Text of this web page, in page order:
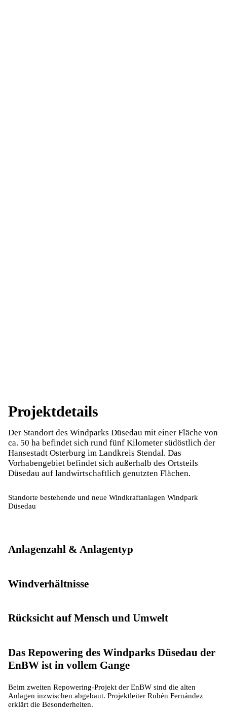
Projektdetails
Der Standort des Windparks Düsedau mit einer Fläche von
ca. 50 ha befindet sich rund fünf Kilometer südöstlich der
Hansestadt Osterburg im Landkreis Stendal. Das
Vorhabengebiet befindet sich außerhalb des Ortsteils
Düsedau auf landwirtschaftlich genutzten Flächen.
Standorte bestehende und neue Windkraftanlagen Windpark
Düsedau
Anlagenzahl & Anlagentyp
Windverhältnisse
Rücksicht auf Mensch und Umwelt
Das Repowering des Windparks Düsedau der
EnBW ist in vollem Gange
Beim zweiten Repowering-Projekt der EnBW sind die alten
Anlagen inzwischen abgebaut. Projektleiter Rubén Fernández
erklärt die Besonderheiten.